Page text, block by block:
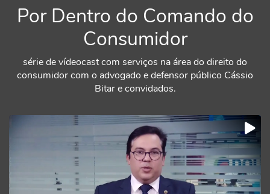
Por Dentro do Comando do
Consumidor
série de vídeocast com serviços na área do direito do
consumidor com o advogado e defensor público Cássio
Bitar e convidados.